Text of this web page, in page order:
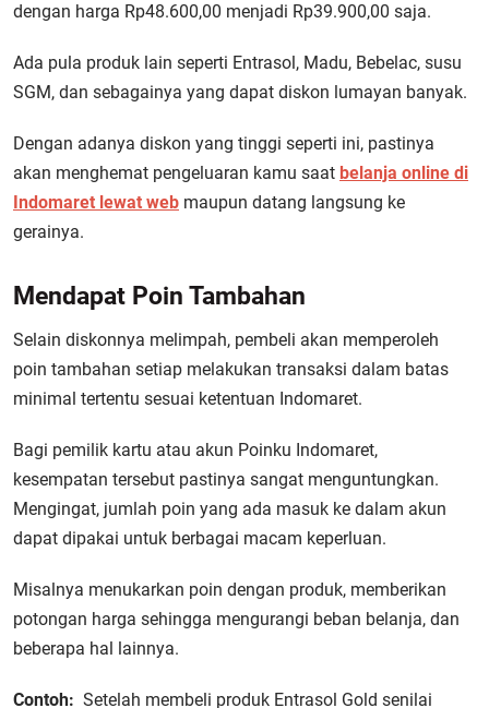
dengan harga Rp48.600,00 menjadi Rp39.900,00 saja.
Ada pula produk lain seperti Entrasol, Madu, Bebelac, susu
SGM, dan sebagainya yang dapat diskon lumayan banyak.
Dengan adanya diskon yang tinggi seperti ini, pastinya
akan menghemat pengeluaran kamu saat belanja online di
Indomaret lewat web maupun datang langsung ke
gerainya.
Mendapat Poin Tambahan
Selain diskonnya melimpah, pembeli akan memperoleh
poin tambahan setiap melakukan transaksi dalam batas
minimal tertentu sesuai ketentuan Indomaret.
Bagi pemilik kartu atau akun Poinku Indomaret,
kesempatan tersebut pastinya sangat menguntungkan.
Mengingat, jumlah poin yang ada masuk ke dalam akun
dapat dipakai untuk berbagai macam keperluan.
Misalnya menukarkan poin dengan produk, memberikan
potongan harga sehingga mengurangi beban belanja, dan
beberapa hal lainnya.
Contoh: Setelah membeli produk Entrasol Gold senilai